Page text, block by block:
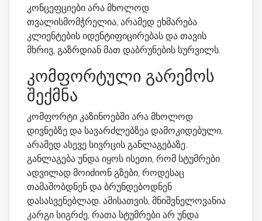
კონცეფციები არა მხოლოდ
თვალისმომჭრელია, არამედ ეხმარება
კლიენტების იდენტიფიცირებას და თავის
მხრივ, გაზრდიან მათ დაბრუნების სურვილს.
კომფორტული გარემოს
შექმნა
კომფორტი კაზინოებში არა მხოლოდ
დივნებზე და სავარძლებზეა დამოკიდებული,
არამედ ასევე სივრცის განლაგებაზე.
განლაგება უნდა იყოს ისეთი, რომ სტუმრები
ადვილად მოიძიონ გზები, როდესაც
თამაშობდნენ და ბრუნდებოდნენ
დასასვენებლად. ამისათვის, მნიშვნელოვანია
კარგი სიგრძე, რათა სტუმრები არ უნდა